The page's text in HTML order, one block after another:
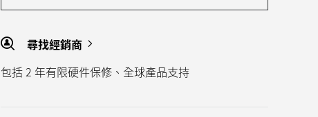
尋找經銷商
包括 2 年有限硬件保修、全球產品支持